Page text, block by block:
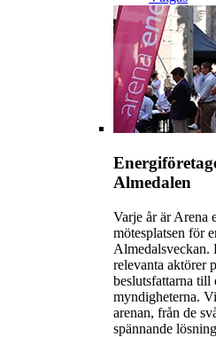
Almedalen
Varje år är Arena
mötesplatsen för
Almedalsveckan.
relevanta aktörer
beslutsfattarna till
myndigheterna.
arenan, från de
spännande